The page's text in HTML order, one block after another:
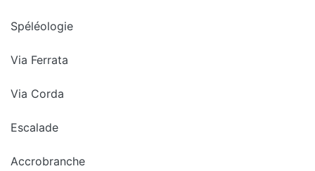
Spéléologie
Via Ferrata
Via Corda
Escalade
Accrobranche